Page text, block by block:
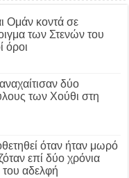
Ομάν κοντά σε
των Στενών του
όροι
δύο
των Χούθι στη
όταν ήταν μωρό
επί δύο χρόνια
του αδελφή